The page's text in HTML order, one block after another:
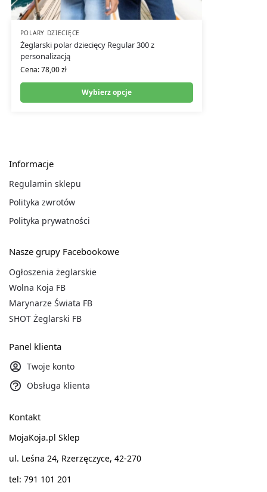
POLARY DZIECIĘCE
Żeglarski polar dziecięcy Regular 300 z
personalizacją
Cena:78,00zł
Wybierz opcje
Informacje
Regulamin sklepu
Polityka zwrotów
Polityka prywatności
Nasze grupy Facebookowe
Ogłoszenia żeglarskie
Wolna Koja FB
Marynarze Świata FB
SHOT Żeglarski FB
Panel klienta
Twoje konto
Obsługa klienta
Kontakt
MojaKoja.pl Sklep
ul. Leśna 24, Rzerzęczyce, 42-270
tel: 791 101 201